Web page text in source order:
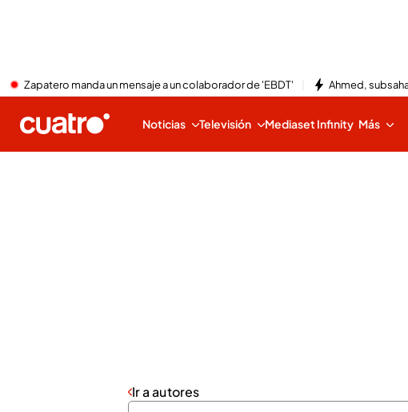
Zapatero manda un mensaje a un colaborador de 'EBDT' Ahmed,
Noticias Televisión Mediaset Infinity Más
Ir a autores